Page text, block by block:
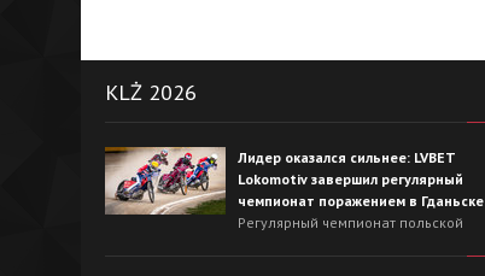
KLŻ 2026
Лидер оказался сильнее: LVBET
Lokomotiv завершил регулярный
чемпионат поражением в Гданьске
Регулярный чемпионат польской